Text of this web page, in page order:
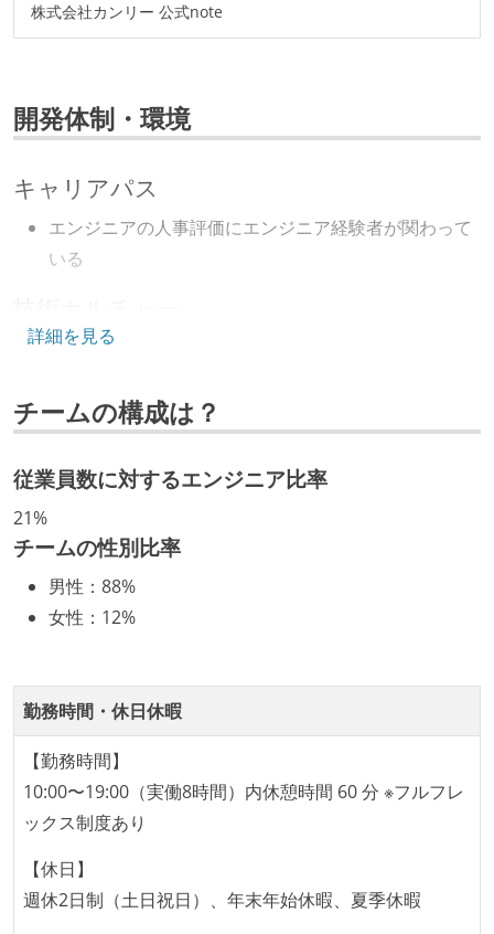
株式会社カンリー 公式note
開発体制・環境
キャリアパス
エンジニアの人事評価にエンジニア経験者が関わって
いる
CTO またはそれに準じる、技術やワークフローの標準
取締役（社内）または執行役員として、エンジニアリ
ング部門の人間が経営に参加している
社外から登壇を依頼・指名を受けるようなエンジニア
エンジニアが自発的に外部のイベントやカンファレン
スに登壇している
開発メンバーの裁量
任で好きなものを使うことができる
企画を決定する場に、実装を担当する開発メンバーが
参加している
タスクの見積もりは、実装を担当するメンバーが中心
となって行う
全体のスケジュール管理は、途中の成果を随時確認し
ながら、納期または盛り込む機能を柔軟に調整する形
で行う
詳細を見る
チームの構成は？
従業員数に対するエンジニア比率
21%
チームの性別比率
男性 ： 88%
女性 ： 12%
勤務時間・休日休暇
【勤務時間】
10:00〜19:00（実働8時間）内休憩時間 60 分 ※フルフレ
ックス制度あり
【休日】
週休2日制（土日祝日）、年末年始休暇、夏季休暇